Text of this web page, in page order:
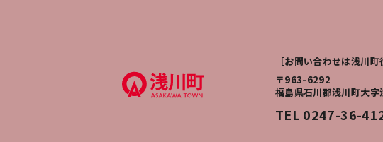
［お問い合わせは浅川町
〒963-6292
福島県石川郡浅川町大
TEL 0247-36-